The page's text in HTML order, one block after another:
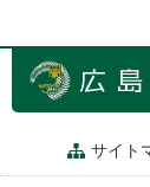
ン
サイト